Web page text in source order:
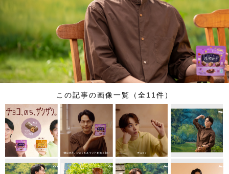
この記事の画像一覧（全11件）